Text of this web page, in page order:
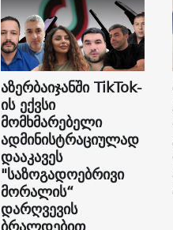
აზერბაიჯანში TikTok-
ის ექვსი
მომხმარებელი
ადმინისტრაციულად
დააკავეს
"საზოგადოებრივი
მორალის“
დარღვევის